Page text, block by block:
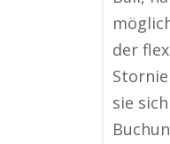
der
sie